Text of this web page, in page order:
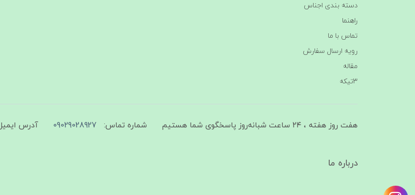
دسته بندی اجناس
راهنما
تماس با ما
رویه ارسال سفارش
مقاله
3تیکه
هفت روز هفته ، ۲۴ ساعت شبانه‌روز پاسخگوی شما هستیم شماره تماس: 09029028927 آدرس
درباره ما